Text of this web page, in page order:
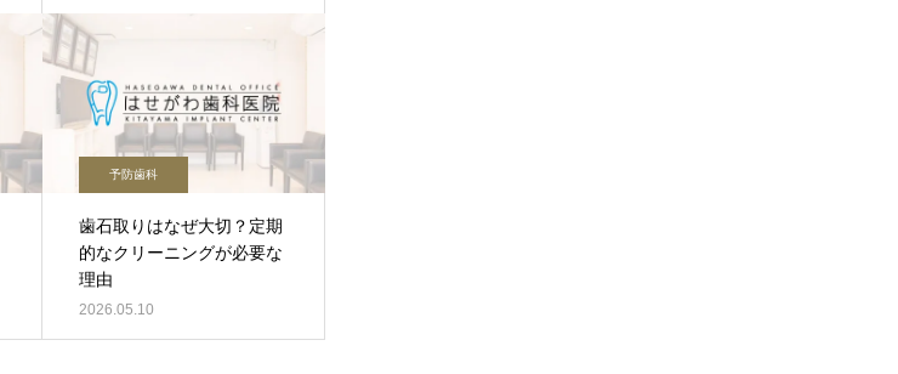
予防歯科
歯石取りはなぜ大切？定期
的なクリーニングが必要な
理由
2026.05.10